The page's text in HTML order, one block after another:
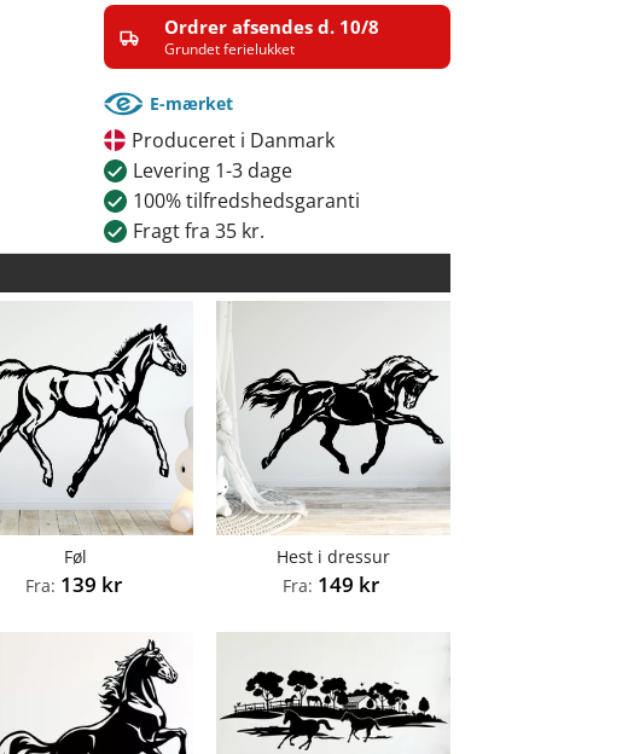
Ordrer afsendes d. 10/8
Grundet ferielukket
E-mærket
Produceret i Danmark
Levering 1-3 dage
100% tilfredshedsgaranti
Fragt fra 35 kr.
Føl
Fra: 139 kr
Hest i dressur
Fra: 149 kr